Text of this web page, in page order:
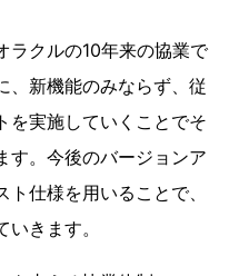
ラクルの10年来の協業で
、新機能のみならず、従
を実施していくことでそ
す。今後のバージョンア
仕様を用いることで、
きます。